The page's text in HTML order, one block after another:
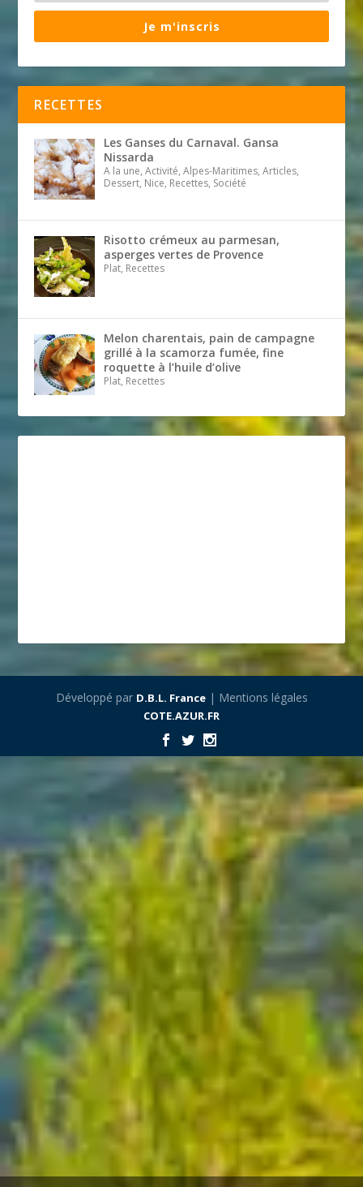
Je m'inscris
RECETTES
Les Ganses du Carnaval. Gansa
Nissarda
A la une, Activité, Alpes-Maritimes, Articles,
Dessert, Nice, Recettes, Société
Risotto crémeux au parmesan,
asperges vertes de Provence
Plat, Recettes
Melon charentais, pain de campagne
grillé à la scamorza fumée, fine
roquette à l’huile d’olive
Plat, Recettes
Développé par D.B.L. France| Mentions légales
COTE.AZUR.FR